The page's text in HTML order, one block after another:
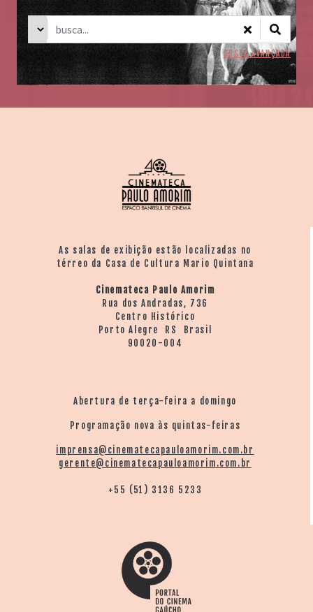
BUSCA AVANÇADA
As salas de exibição estão localizadas no
térreo da Casa de Cultura Mario Quintana
Cinemateca Paulo Amorim
Rua dos Andradas, 736
Centro Histórico
Porto Alegre RS Brasil
90020-004
Abertura de terça-feira a domingo
Programação nova às quintas-feiras
imprensa@cinematecapauloamorim.com.br
gerente@cinematecapauloamorim.com.br
+55 (51) 3136 5233